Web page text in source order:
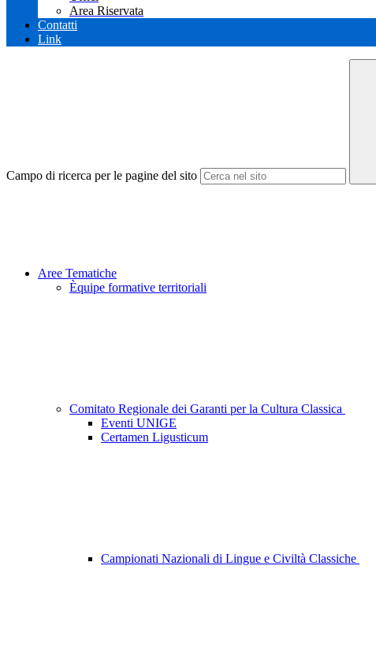
Area Riservata
Contatti
Link
Campo di ricerca per le pagine del sito
Aree Tematiche
Èquipe formative territoriali
Comitato Regionale dei Garanti per la Cultura Classica
Eventi UNIGE
Certamen Ligusticum
Campionati Nazionali di Lingue e Civiltà Classiche